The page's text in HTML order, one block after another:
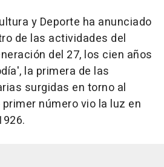
y Deporte ha anunciado
de las actividades del
del 27, los cien años
la primera de las
surgidas en torno al
número vio la luz en